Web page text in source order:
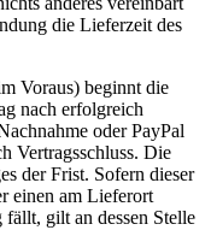
die Lieferzeit des
Voraus) beginnt die
nach erfolgreich
oder PayPal
Vertragsschluss. Die
der Frist. Sofern dieser
einen am Lieferort
fällt, gilt an dessen Stelle